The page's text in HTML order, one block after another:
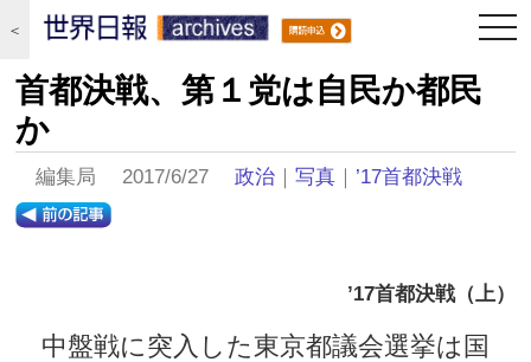
＜
首都決戦、第１党は自民か都民
か
編集局 2017/6/27政治 ｜写真 ｜ ’17首都決戦
’17首都決戦（上）
中盤戦に突入した東京都議会選挙は国